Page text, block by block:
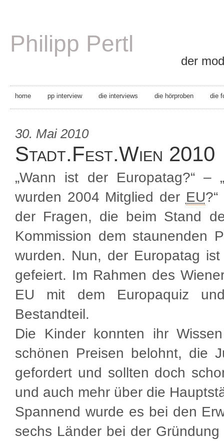
Philipp Pertl
der
home pp interview die interviews die hörproben die
30. Mai 2010
Stadt.Fest.Wien 2010
„Wann ist der Europatag?“ –
wurden 2004 Mitglied der EU
der Fragen, die beim Stand
Kommission dem staunenden
wurden. Nun, der Europatag
gefeiert. Im Rahmen des
EU mit dem Europaquiz
Bestandteil.
Die Kinder konnten ihr
schönen Preisen belohnt, die
gefordert und sollten doch
und auch mehr über die
Spannend wurde es bei den
sechs Länder bei der